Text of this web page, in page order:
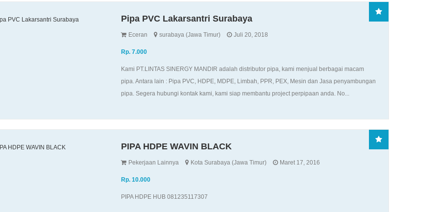
Pipa PVC Lakarsantri Surabaya
Eceran surabaya (Jawa Timur) Juli 20, 2018
Rp. 7.000
Kami PT.LINTAS SINERGY MANDIR adalah distributor pipa, kami menjual berbagai macam
pipa. Antara lain : Pipa PVC, HDPE, MDPE, Limbah, PPR, PEX, Mesin dan Jasa penyambungan
pipa. Segera hubungi kontak kami, kami siap membantu project perpipaan anda. No...
PIPA HDPE WAVIN BLACK
Pekerjaan Lainnya Kota Surabaya (Jawa Timur) Maret 17, 2016
Rp. 10.000
PIPA HDPE HUB 081235117307